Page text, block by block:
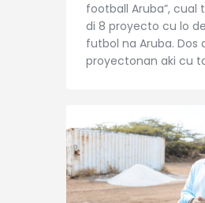
football Aruba”, cual
di 8 proyecto cu lo
futbol na Aruba. Dos
proyectonan aki cu